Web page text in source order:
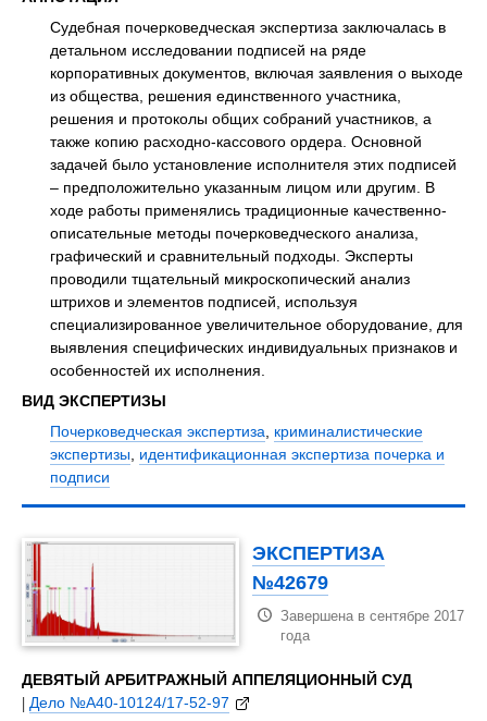
Судебная почерковедческая экспертиза заключалась в
детальном исследовании подписей на ряде
корпоративных документов, включая заявления о выходе
из общества, решения единственного участника,
решения и протоколы общих собраний участников, а
также копию расходно-кассового ордера. Основной
задачей было установление исполнителя этих подписей
– предположительно указанным лицом или другим. В
ходе работы применялись традиционные качественно-
описательные методы почерковедческого анализа,
графический и сравнительный подходы. Эксперты
проводили тщательный микроскопический анализ
штрихов и элементов подписей, используя
специализированное увеличительное оборудование, для
выявления специфических индивидуальных признаков и
особенностей их исполнения.
ВИД ЭКСПЕРТИЗЫ
Почерковедческая экспертиза, криминалистические
экспертизы, идентификационная экспертиза почерка и
подписи
ЭКСПЕРТИЗА
№42679
Завершена в сентябре 2017
года
ДЕВЯТЫЙ АРБИТРАЖНЫЙ АППЕЛЯЦИОННЫЙ СУД
| Дело №А40-10124/17-52-97